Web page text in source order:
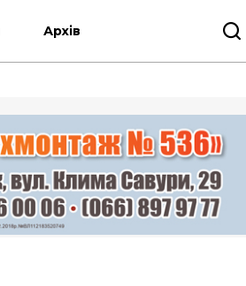
Архів